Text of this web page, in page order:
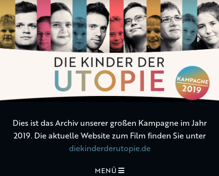
Die
Kinder
der
Dies ist das Archiv unserer großen Kampagne im Jahr
2019. Die aktuelle Website zum Film finden Sie unter
diekinderderutopie.de
MENÜ